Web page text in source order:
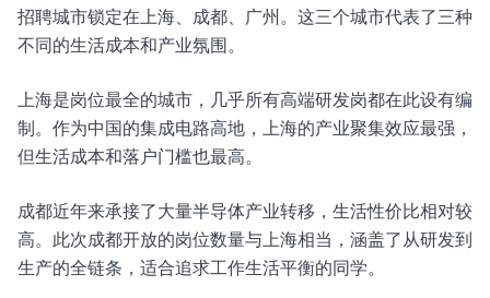
招聘城市锁定在上海、成都、广州。这三个城市代表了三种
不同的生活成本和产业氛围。
上海是岗位最全的城市，几乎所有高端研发岗都在此设有编
制。作为中国的集成电路高地，上海的产业聚集效应最强，
但生活成本和落户门槛也最高。
成都近年来承接了大量半导体产业转移，生活性价比相对较
高。此次成都开放的岗位数量与上海相当，涵盖了从研发到
生产的全链条，适合追求工作生活平衡的同学。